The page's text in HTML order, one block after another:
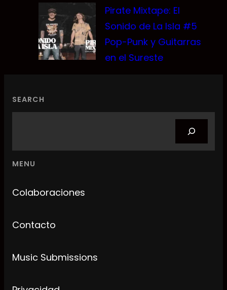
Pirate Mixtape: El
Sonido de La Isla #5
Pop-Punk y Guitarras
en el Sureste
SEARCH
MENU
Colaboraciones
Contacto
Music Submissions